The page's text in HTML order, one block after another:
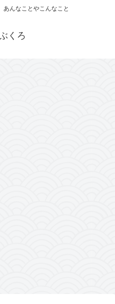
あんなことやこんなこと
くろ